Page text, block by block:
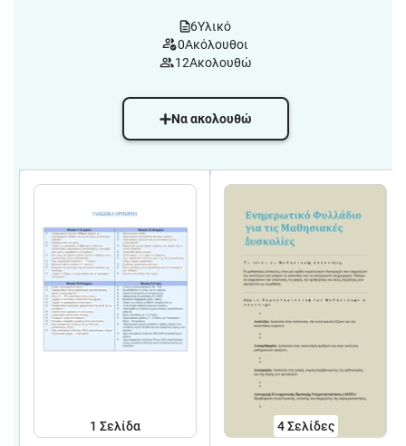
6Υλικό
0Ακόλουθοι
12Ακολουθώ
Να ακολουθώ
1 Σελίδα 4Σελίδες